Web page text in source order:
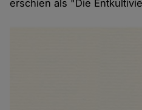
erschien als "Die